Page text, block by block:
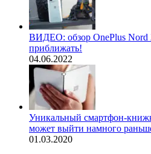
ВИДЕО: обзор OnePlus
приближать!
04.06.2022
Уникальный смартфон-
может выйти намного
01.03.2020